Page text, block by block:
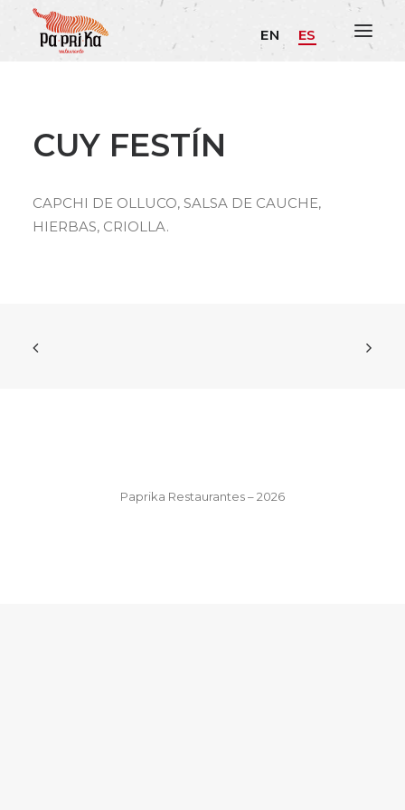
EN ES
CUY FESTÍN
CAPCHI DE OLLUCO, SALSA DE CAUCHE,
HIERBAS, CRIOLLA.
Paprika Restaurantes – 2026